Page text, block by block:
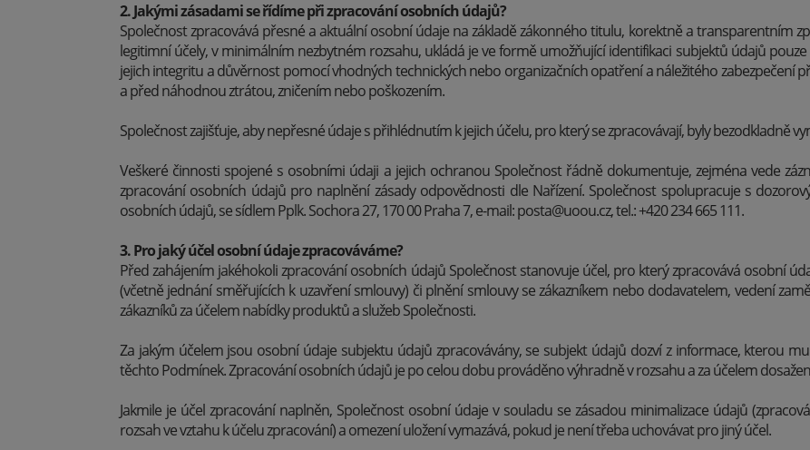
2. Jakými zásadami se řídíme při zpracování osobních údajů?
Společnost zpracovává přesné a aktuální osobní údaje na základě zákonného titulu, korektně a transparentním
legitimní účely, v minimálním nezbytném rozsahu, ukládá je ve formě umožňující identifikaci subjektů údajů
jejich integritu a důvěrnost pomocí vhodných technických nebo organizačních opatření a náležitého
a před náhodnou ztrátou, zničením nebo poškozením.
Společnost zajišťuje, aby nepřesné údaje s přihlédnutím k jejich účelu, pro který se zpracovávají, byly bezodkladně
Veškeré činnosti spojené s osobními údaji a jejich ochranou Společnost řádně dokumentuje, zejména vede
zpracování osobních údajů pro naplnění zásady odpovědnosti dle Nařízení. Společnost spolupracuje s
osobních údajů, se sídlem Pplk. Sochora 27, 170 00 Praha 7, e-mail: posta@uoou.cz, tel.: +420 234 665 111.
3. Pro jaký účel osobní údaje zpracováváme?
Před zahájením jakéhokoli zpracování osobních údajů Společnost stanovuje účel, pro který zpracovává osobní
(včetně jednání směřujících k uzavření smlouvy) či plnění smlouvy se zákazníkem nebo dodavatelem, vedení
zákazníků za účelem nabídky produktů a služeb Společnosti.
Za jakým účelem jsou osobní údaje subjektu údajů zpracovávány, se subjekt údajů dozví z informace, kterou
těchto Podmínek. Zpracování osobních údajů je po celou dobu prováděno výhradně v rozsahu a za účelem
Jakmile je účel zpracování naplněn, Společnost osobní údaje v souladu se zásadou minimalizace údajů
rozsah ve vztahu k účelu zpracování) a omezení uložení vymazává, pokud je není třeba uchovávat pro jiný účel.